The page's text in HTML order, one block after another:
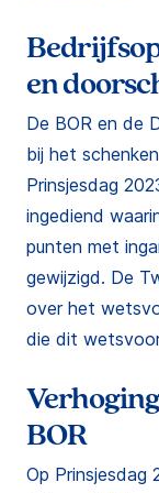
en
De BOR en de
bij het
Prinsjesdag
ingediend
punten met
gewijzigd. De
over het
die dit
BOR
Op Prinsjesdag